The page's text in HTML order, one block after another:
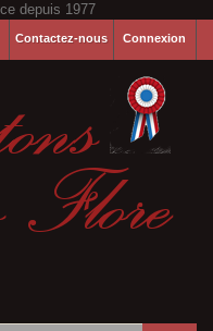
Connexion
Contactez-nous